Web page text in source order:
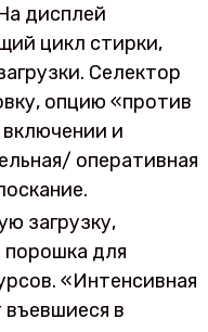
дисплей
цикл стирки,
Селектор
опцию «против
и
оперативная
загрузку,
для
«Интенсивная
в